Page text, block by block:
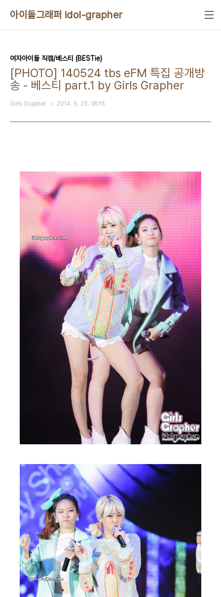
아이돌그래퍼 idol-grapher
여자아이돌 직캠/베스티 (BESTie)
[PHOTO] 140524 tbs eFM 특집 공개방
송 - 베스티 part.1 by Girls Grapher
Girls Grapher 2014. 5. 25. 18:15